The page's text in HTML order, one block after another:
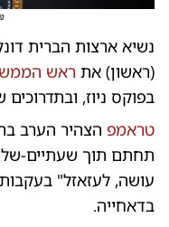
נשיא ארצות הברית
(ראשון) את ראש
בפוקס ניוז,
טראמפ הצהיר הערב
תחתם תוך שעתיים-
עושה, לעזאזל"
בדאחייה.